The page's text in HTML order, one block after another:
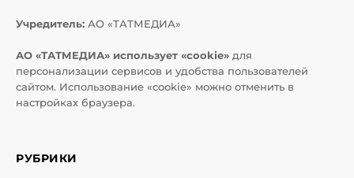
Учредитель: АО «ТАТМЕДИА»
АО «ТАТМЕДИА» использует «cookie» для
персонализации сервисов и удобства пользователей
сайтом. Использование «cookie» можно отменить в
настройках браузера.
РУБРИКИ